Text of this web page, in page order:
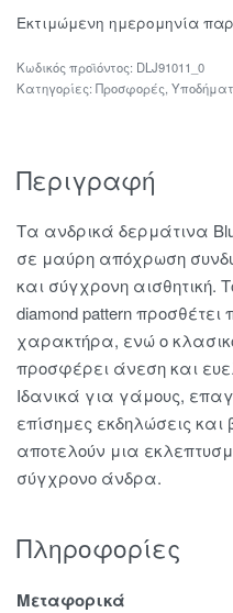
Εκτιμώμενη ημερομηνία
DLJ91011_0
Κατηγορίες: Προσφορές
Περιγραφή
Τα ανδρικά δερμάτινα
σε μαύρη απόχρωση
και σύγχρονη αισθητική.
diamond pattern
χαρακτήρα, ενώ ο
προσφέρει άνεση και
Ιδανικά για γάμους,
επίσημες εκδηλώσεις
αποτελούν μια
σύγχρονο άνδρα.
Πληροφορίες
Μεταφορικά